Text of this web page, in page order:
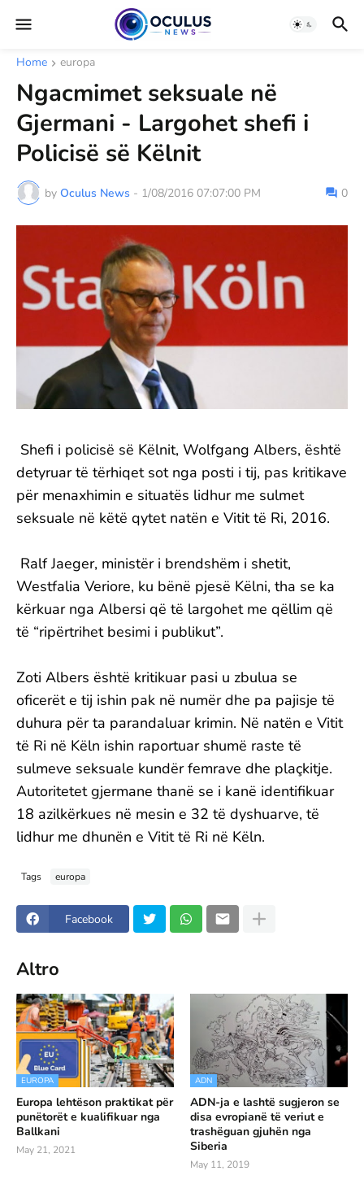
Home europa
Ngacmimet seksuale në
Gjermani - Largohet shefi i
Policisë së Këlnit
by Oculus News - 1/08/2016 07:07:00 PM 0
Shefi i policisë së Këlnit, Wolfgang Albers, është
detyruar të tërhiqet sot nga posti i tij, pas kritikave
për menaxhimin e situatës lidhur me sulmet
seksuale në këtë qytet natën e Vitit të Ri, 2016.
Ralf Jaeger, ministër i brendshëm i shetit,
Westfalia Veriore, ku bënë pjesë Këlni, tha se ka
kërkuar nga Albersi që të largohet me qëllim që
të “ripërtrihet besimi i publikut”.
Zoti Albers është kritikuar pasi u zbulua se
oficerët e tij ishin pak në numër dhe pa pajisje të
duhura për ta parandaluar krimin. Në natën e Vitit
të Ri në Këln ishin raportuar shumë raste të
sulmeve seksuale kundër femrave dhe plaçkitje.
Autoritetet gjermane thanë se i kanë identifikuar
18 azilkërkues në mesin e 32 të dyshuarve, të
lidhur me dhunën e Vitit të Ri në Këln.
Tags europa
Facebook
Altro
EUROPA
Europa lehtëson praktikat për
punëtorët e kualifikuar nga
Ballkani
May 21, 2021
ADN
ADN-ja e lashtë sugjeron se
disa evropianë të veriut e
trashëguan gjuhën nga
Siberia
May 11, 2019